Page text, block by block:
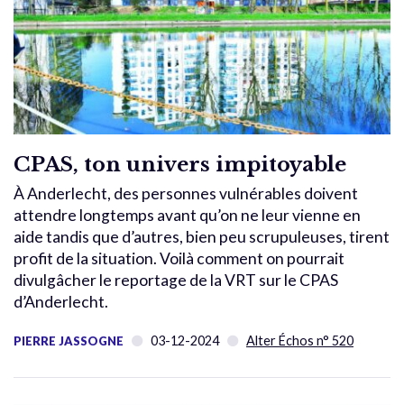
CPAS, ton univers impitoyable
À Anderlecht, des personnes vulnérables doivent
attendre longtemps avant qu’on ne leur vienne en
aide tandis que d’autres, bien peu scrupuleuses, tirent
profit de la situation. Voilà comment on pourrait
divulgâcher le reportage de la VRT sur le CPAS
d’Anderlecht.
PIERRE JASSOGNE 03-12-2024 Alter Échos n° 520